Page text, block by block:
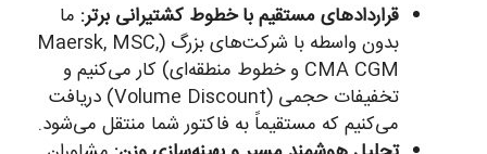
قراردادهای مستقیم با خطوط کشتیرانی برتر: ما
بدون واسطه با شرکت‌های بزرگ (Maersk, MSC,
CMA CGM و خطوط منطقه‌ای) کار می‌کنیم و
تخفیفات حجمی (Volume Discount) دریافت
می‌کنیم که مستقیماً به فاکتور شما منتقل می‌شود.